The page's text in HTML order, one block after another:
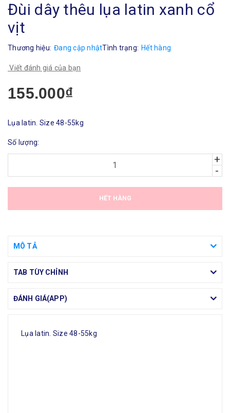
Đùi dây thêu lụa latin xanh cổ
vịt
Thương hiệu: Đang cập nhậtTình trạng: Hết hàng
Viết đánh giá của bạn
155.000₫
Lụa latin. Size 48-55kg
Số lượng:
+
-
HẾT HÀNG
MÔ TẢ
TAB TÙY CHỈNH
ĐÁNH GIÁ(APP)
Lụa latin. Size 48-55kg